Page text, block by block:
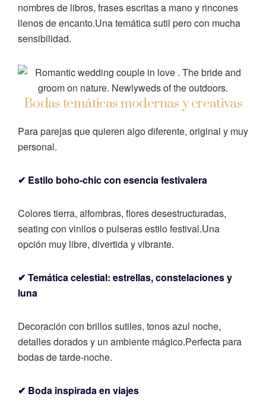
nombres de libros, frases escritas a mano y rincones
llenos de encanto.Una temática sutil pero con mucha
sensibilidad.
Bodas temáticas modernas y creativas
Para parejas que quieren algo diferente, original y muy
personal.
✔ Estilo boho-chic con esencia festivalera
Colores tierra, alfombras, flores desestructuradas,
seating con vinilos o pulseras estilo festival.Una
opción muy libre, divertida y vibrante.
✔ Temática celestial: estrellas, constelaciones y
luna
Decoración con brillos sutiles, tonos azul noche,
detalles dorados y un ambiente mágico.Perfecta para
bodas de tarde-noche.
✔ Boda inspirada en viajes